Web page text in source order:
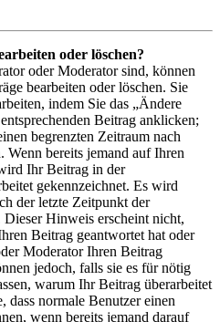
oder löschen?
oder Moderator sind, können
bearbeiten oder löschen. Sie
indem Sie das „Ändere
Beitrag anklicken;
begrenzten Zeitraum nach
Wenn bereits jemand auf Ihren
Ihr Beitrag in der
gekennzeichnet. Es wird
der letzte Zeitpunkt der
Dieser Hinweis erscheint nicht,
Beitrag geantwortet hat oder
Moderator Ihren Beitrag
jedoch, falls sie es für nötig
warum Ihr Beitrag überarbeitet
dass normale Benutzer einen
wenn bereits jemand darauf